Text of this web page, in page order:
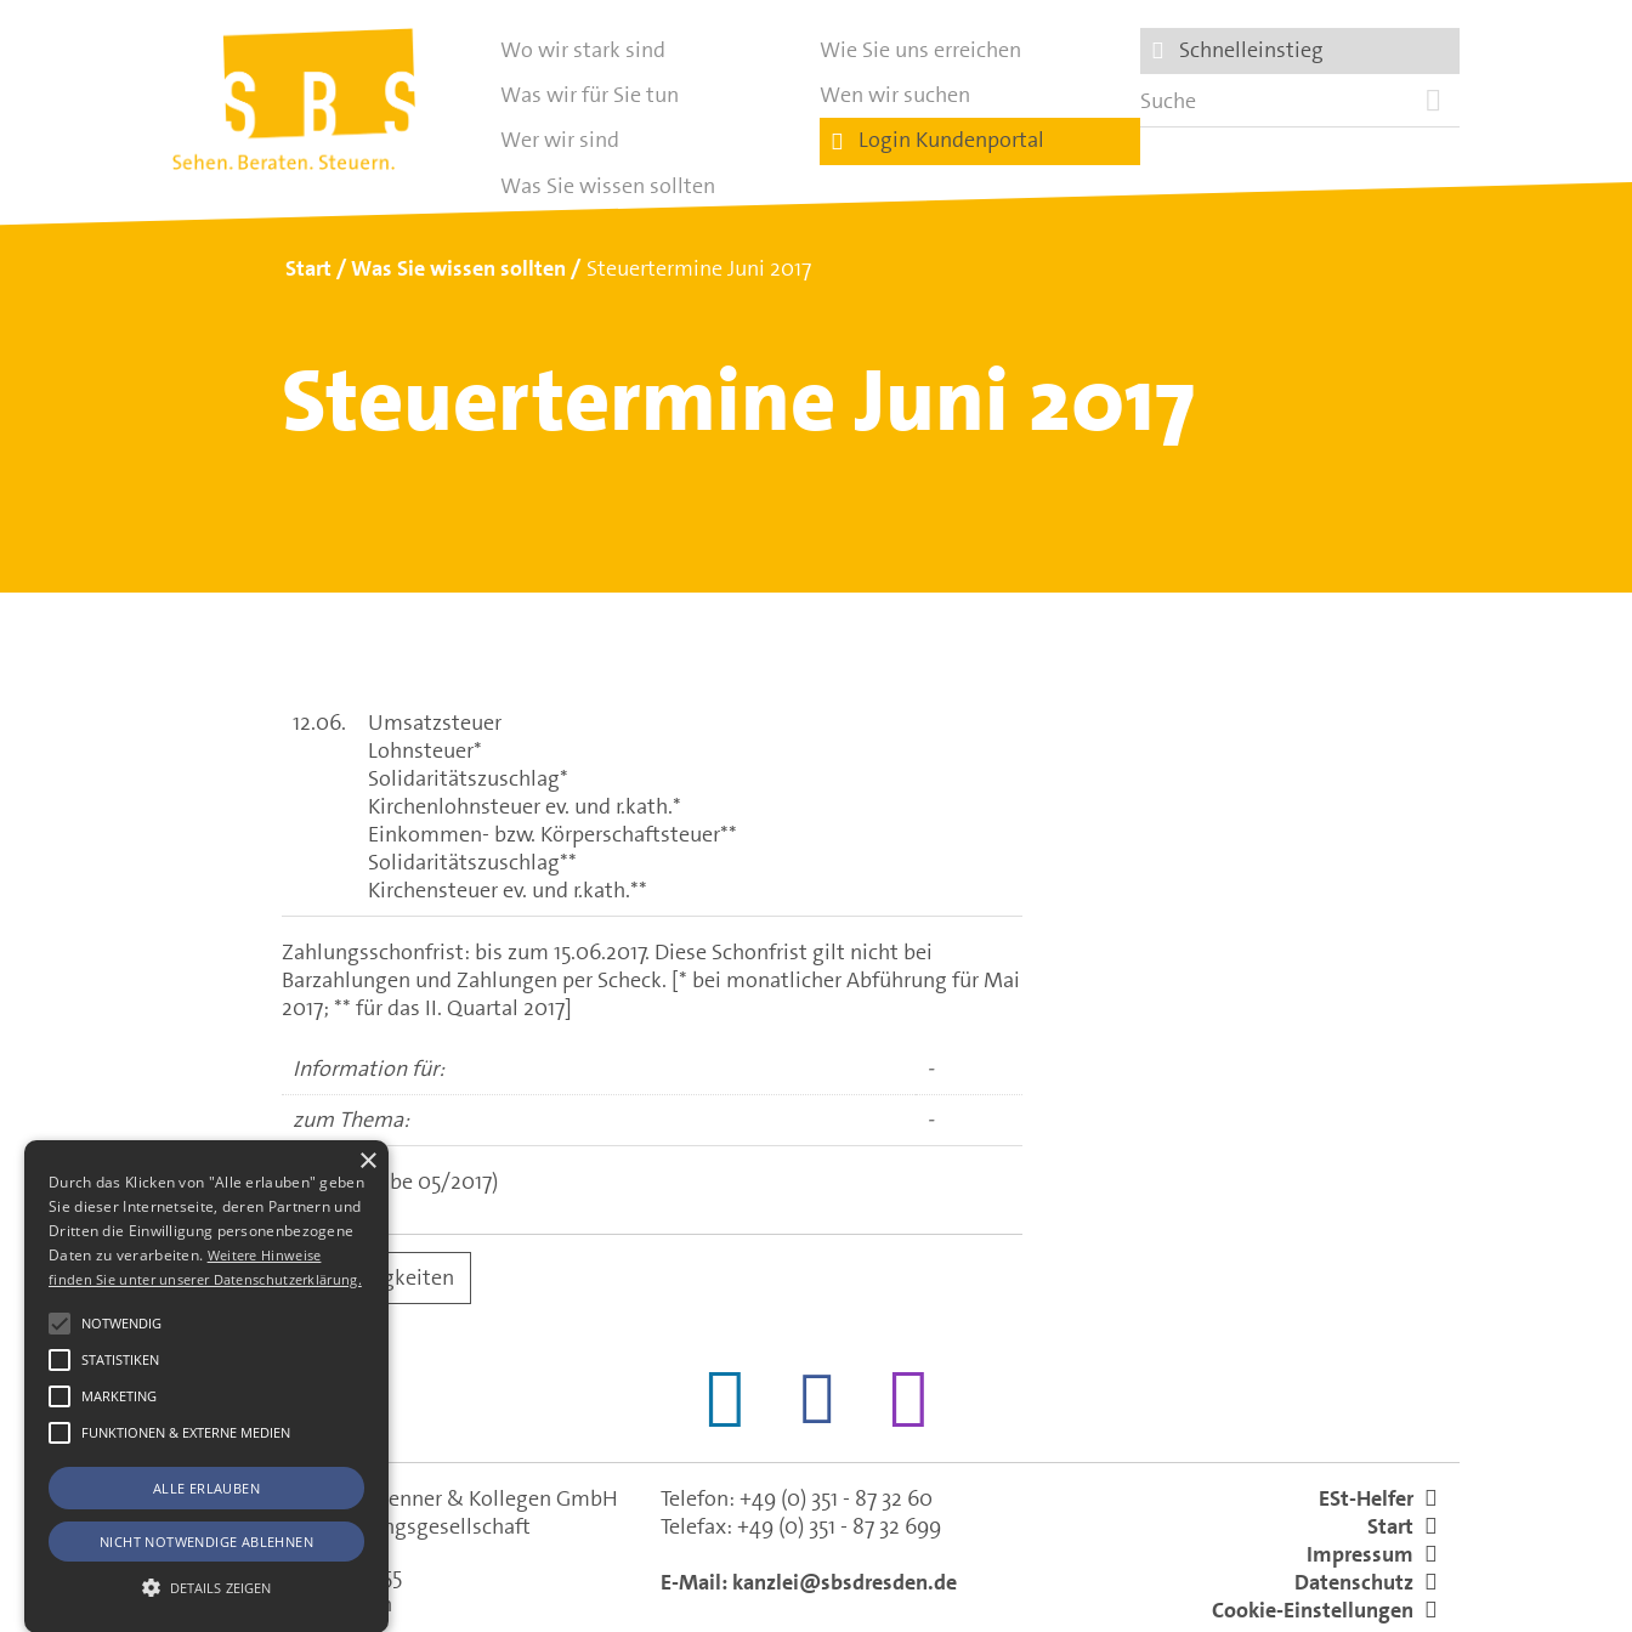
Wo wir stark sind
Was wir für Sie tun
Wer wir sind
Was Sie wissen sollten
Wie Sie uns erreichen
Wen wir suchen
Login Kundenportal
Schnelleinstieg
Start Was Sie wissen sollten Steuertermine Juni 2017
Steuertermine Juni 2017
12.06.
Umsatzsteuer
Lohnsteuer*
Solidaritätszuschlag*
Kirchenlohnsteuer ev. und r.kath.*
Einkommen- bzw. Körperschaftsteuer**
Solidaritätszuschlag**
Kirchensteuer ev. und r.kath.**
Zahlungsschonfrist: bis zum 15.06.2017. Diese Schonfrist gilt nicht bei
Barzahlungen und Zahlungen per Scheck. [* bei monatlicher Abführung für Mai
2017; ** für das II. Quartal 2017]
Information für:
-
zum Thema:
-
(aus: Ausgabe 05/2017)
alle Neuigkeiten
SBS
SBS Richter, Trenner & Kollegen GmbH
Steuerberatungsgesellschaft
Hohe Straße 55
Dresden
Telefon: +49 (0) 351 - 87 32 60
Telefax: +49 (0) 351 - 87 32 699
E-Mail: kanzlei@sbsdresden.de
ESt-Helfer
Start
Impressum
Datenschutz
Cookie-Einstellungen
×
Durch das Klicken von "Alle erlauben" geben
Sie dieser Internetseite, deren Partnern und
Dritten die Einwilligung personenbezogene
Daten zu verarbeiten. Weitere Hinweise
finden Sie unter unserer Datenschutzerklärung.
NOTWENDIG
STATISTIKEN
MARKETING
FUNKTIONEN & EXTERNE MEDIEN
ALLE ERLAUBEN
NICHT NOTWENDIGE ABLEHNEN
DETAILS ZEIGEN